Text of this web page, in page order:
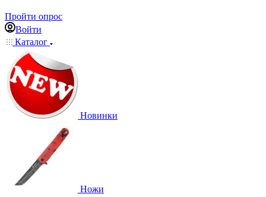
Пройти опрос
Войти
Каталог
Новинки
Ножи